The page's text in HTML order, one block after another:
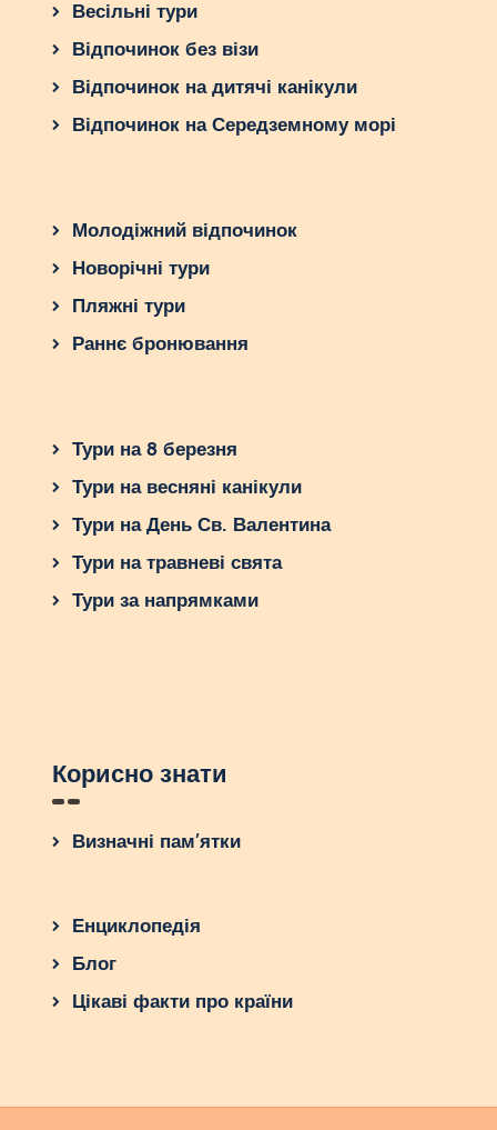
Весільні тури
Відпочинок без візи
Відпочинок на дитячі канікули
Відпочинок на Середземному морі
Молодіжний відпочинок
Новорічні тури
Пляжні тури
Раннє бронювання
Тури на 8 березня
Тури на весняні канікули
Тури на День Св. Валентина
Тури на травневі свята
Тури за напрямками
Корисно знати
Визначні пам’ятки
Енциклопедія
Блог
Цікаві факти про країни